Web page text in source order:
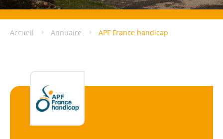
Accueil Annuaire APF France handicap